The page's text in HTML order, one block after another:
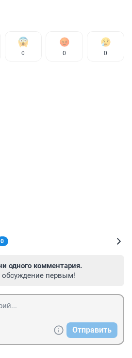
0 0 0
0
одного комментария.
обсуждение первым!
Отправить